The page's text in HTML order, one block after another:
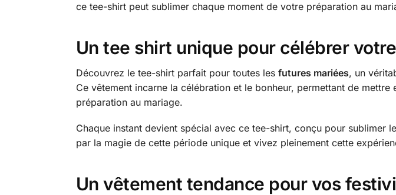
ce tee-shirt peut sublimer chaque moment de votre préparation au
Un tee shirt unique pour célébrer
Découvrez le tee-shirt parfait pour toutes les futures mariées, un
Ce vêtement incarne la célébration et le bonheur, permettant de
préparation au mariage.
Chaque instant devient spécial avec ce tee-shirt, conçu pour
par la magie de cette période unique et vivez pleinement cette
Un vêtement tendance pour vos